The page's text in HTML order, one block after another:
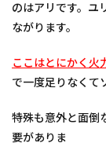
のはアリです。ユ
ながります。
ここはとにかく火
で一度足りなくて
特殊も意外と面倒
要がありま